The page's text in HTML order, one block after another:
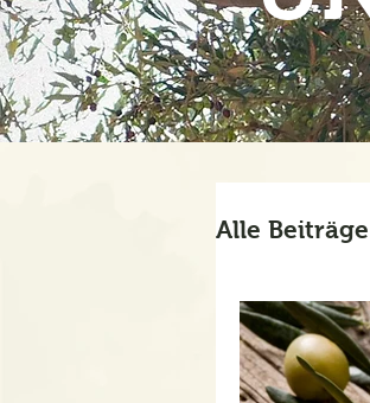
Alle Beiträge